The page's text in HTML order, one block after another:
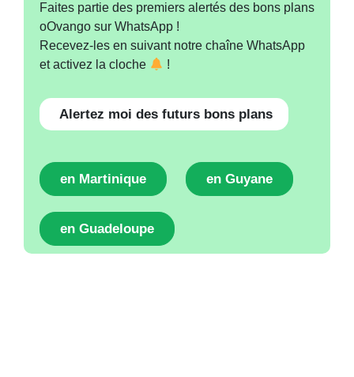
Faites partie des premiers alertés des bons plans
oOvango sur WhatsApp !
Recevez-les en suivant notre chaîne WhatsApp
et activez la cloche
!
Alertez moi des futurs bons plans
en Martinique en Guyane
en Guadeloupe